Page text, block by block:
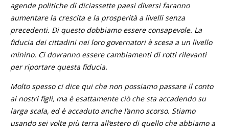
agende politiche di diciassette paesi diversi faranno
aumentare la crescita e la prosperità a livelli senza
precedenti. Di questo dobbiamo essere consapevole. La
fiducia dei cittadini nei loro governatori è scesa a un livello
minino. Ci dovranno essere cambiamenti di rotti rilevanti
per riportare questa fiducia.
Molto spesso ci dice qui che non possiamo passare il conto
ai nostri figli, ma è esattamente ciò che sta accadendo su
larga scala, ed è accaduto anche l’anno scorso. Stiamo
usando sei volte più terra all’estero di quello che abbiamo a